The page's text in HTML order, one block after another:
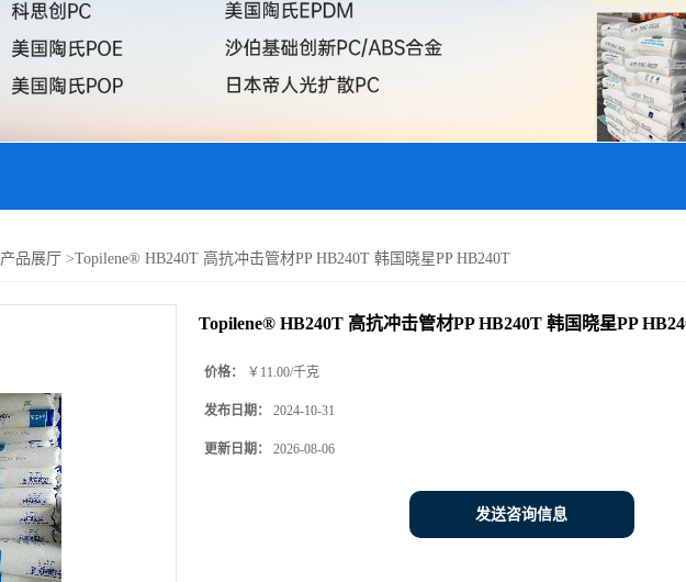
产品展厅 >Topilene® HB240T 高抗冲击管材PP HB240T 韩国晓星PP HB240T
Topilene® HB240T 高抗冲击管材PP HB240T 韩国晓星PP
价格： ￥11.00/千克
发布日期： 2024-10-31
更新日期： 2026-08-06
发送咨询信息